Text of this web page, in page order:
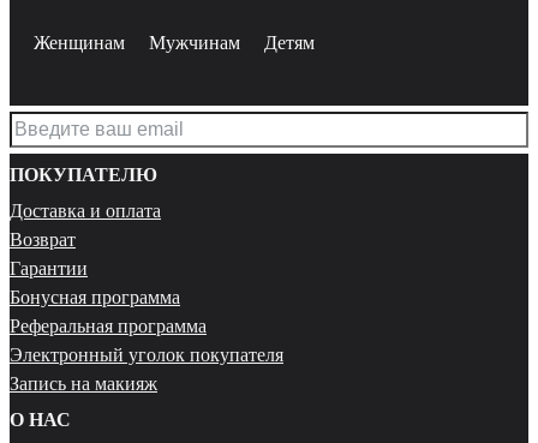
Женщинам Мужчинам Детям
ПОКУПАТЕЛЮ
Доставка и оплата
Возврат
Гарантии
Бонусная программа
Реферальная программа
Электронный уголок покупателя
Запись на макияж
О НАС